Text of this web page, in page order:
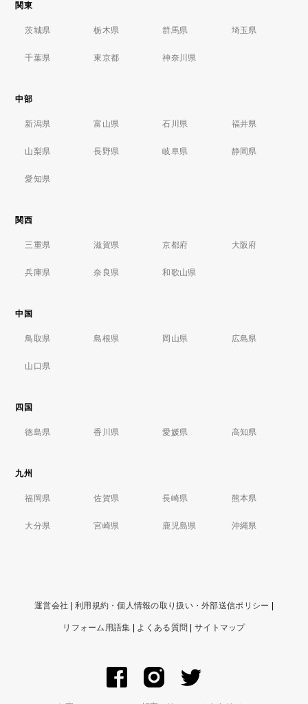
関東
茨城県 栃木県 群馬県 埼玉県
千葉県 東京都 神奈川県
中部
新潟県 富山県 石川県 福井県
山梨県 長野県 岐阜県 静岡県
愛知県
関西
三重県 滋賀県 京都府 大阪府
兵庫県 奈良県 和歌山県
中国
鳥取県 島根県 岡山県 広島県
山口県
四国
徳島県 香川県 愛媛県 高知県
九州
福岡県 佐賀県 長崎県 熊本県
大分県 宮崎県 鹿児島県 沖縄県
運営会社 利用規約・個人情報の取り扱い・外部送信ポリシー
リフォーム用語集 よくある質問 サイトマップ